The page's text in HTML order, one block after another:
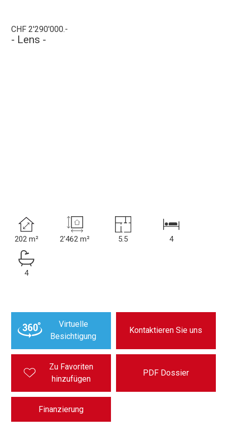
CHF 2'290'000.-
- Lens -
202 m² 2'462 m² 5.5 4
4
Virtuelle
Besichtigung
Kontaktieren Sie uns
Zu Favoriten
hinzufügen
PDF Dossier
Finanzierung